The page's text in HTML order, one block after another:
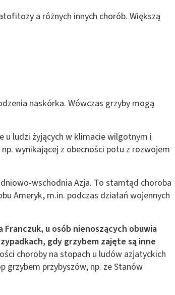
a różnych innych chorób. Większą
naskórka. Wówczas grzyby mogą
ludzi żyjących w klimacie wilgotnym i
wynikającej z obecności potu z rozwojem
wschodnia Azja. To stamtąd choroba
Ameryk, m.in. podczas działań wojennych
u osób nienoszących obuwia
gdy grzybem zajęte są inne
choroby na stopach u ludów azjatyckich
grzybem przybyszów, np. ze Stanów